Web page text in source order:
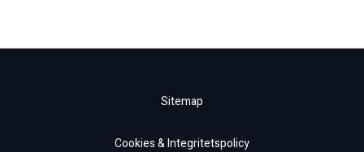
Sitemap
Cookies & Integritetspolicy